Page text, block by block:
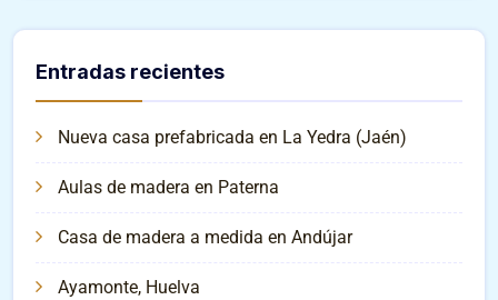
Entradas recientes
Nueva casa prefabricada en La Yedra (Jaén)
Aulas de madera en Paterna
Casa de madera a medida en Andújar
Ayamonte, Huelva